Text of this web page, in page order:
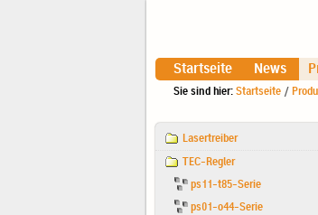
Startseite News
Sie sind hier: Startseite /
Navigation
Lasertreiber
TEC-Regler
ps11-t85-Serie
ps01-o44-Serie